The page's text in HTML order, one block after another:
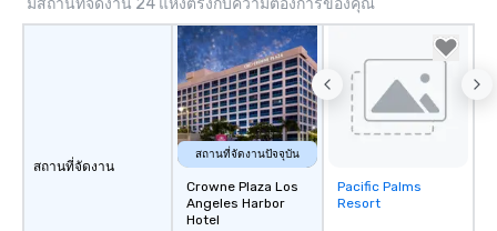
มีสถานที่จัดงาน 24 แห่งตรงกับความต้องการของคุณ
สถานที่จัดงาน
สถานที่จัดงานปัจจุบัน
Crowne Plaza Los
Angeles Harbor
Hotel
Removed from
favorites
Pacific Palms
Resort